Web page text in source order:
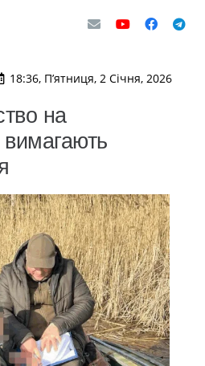
18:36, П’ятниця, 2 Січня, 2026
на